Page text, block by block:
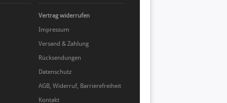
Vertrag widerrufen
Impressum
Versand & Zahlung
Rücksendungen
Datenschutz
AGB, Widerruf, Barrierefreiheit
Kontakt